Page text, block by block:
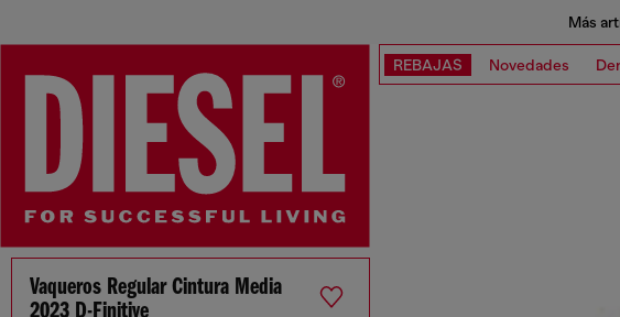
Más
REBAJAS Novedades
Vaqueros Regular Cintura Media